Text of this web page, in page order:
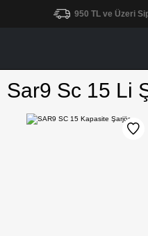
950 TL ve Üzeri
Sar9 Sc 15 Li